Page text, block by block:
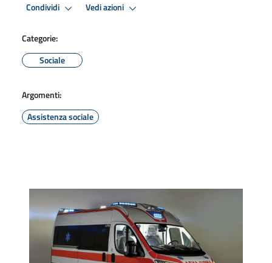
Condividi Vedi azioni
Categorie:
Sociale
Argomenti:
Assistenza sociale